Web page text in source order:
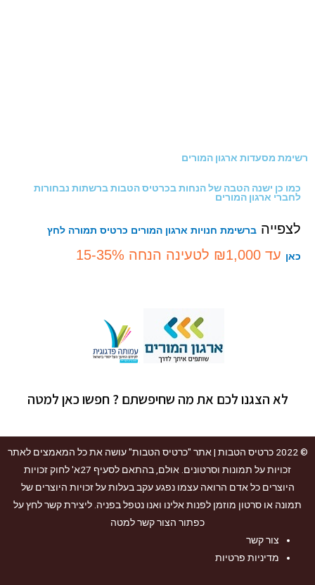
רשימת מסעדות ארגון המורים
כמו כן ישנה הטבה של הנחות בכרטיס הטבות ברשתות נבחורות
לחברי ארגון המורים
לצפייה ברשימת חנויות ארגון המורים כרטיס תמורה לחץ
כאן עד ₪1,000 לטעינה הנחה 15-35%
לא הצגנו לכם את מה שחיפשתם ? חפשו כאן למטה
© 2022 כרטיס הטבות | אתר "כרטיס הטבות" עושה את כל המאמצים לאתר
זכויות על תמונות וסרטונים. אולם, בהתאם לסעיף 27א' לחוק זכויות
היוצרים כל אדם הרואה עצמו נפגע עקב בעלות על זכויות היוצרים של
תמונה או סרטון מוזמן לפנות אלינו ואנו נטפל בפניה. ליצירת קשר לחץ על
כפתור הצור קשר למטה
צור קשר
מדיניות פרטיות